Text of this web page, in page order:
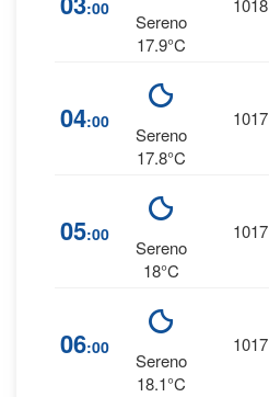
:00
Sereno
17.9°C
1018
04:00
Sereno
17.8°C
1017
05:00
Sereno
18°C
1017
06:00
Sereno
18.1°C
1017